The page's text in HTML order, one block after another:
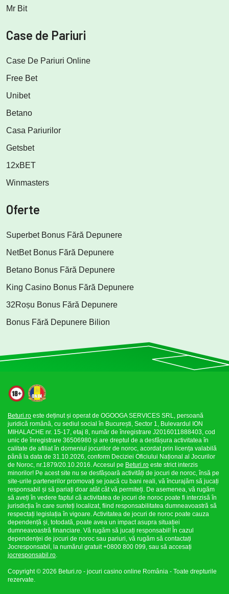
Mr Bit
Case de Pariuri
Case De Pariuri Online
Free Bet
Unibet
Betano
Casa Pariurilor
Getsbet
12xBET
Winmasters
Oferte
Superbet Bonus Fără Depunere
NetBet Bonus Fără Depunere
Betano Bonus Fără Depunere
King Casino Bonus Fără Depunere
32Roșu Bonus Fără Depunere
Bonus Fără Depunere Bilion
Beturi.ro este deținut și operat de OGOOGA SERVICES SRL, persoană
juridică română, cu sediul social în București, Sector 1, Bulevardul ION
MIHALACHE nr. 15-17, etaj 8, număr de înregistrare J2016011888403, cod
unic de înregistrare 36506980 și are dreptul de a desfășura activitatea în
calitate de afiliat în domeniul jocurilor de noroc, acordat prin licența valabilă
până la data de 31.10.2026, conform Deciziei Oficiului Național al Jocurilor
de Noroc, nr.1879/20.10.2016. Accesul pe Beturi.ro este strict interzis
minorilor! Pe acest site nu se desfășoară activități de jocuri de noroc, însă pe
site-urile partenerilor promovați se joacă cu bani reali, vă încurajăm să jucați
responsabil și să pariați doar atât cât vă permiteți. De asemenea, vă rugăm
să aveți în vedere faptul că activitatea de jocuri de noroc poate fi interzisă în
jurisdicția în care sunteți localizat, fiind responsabilitatea dumneavoastră să
respectați legislația în vigoare. Activitatea de jocuri de noroc poate cauza
dependență și, totodată, poate avea un impact asupra situației
dumneavoastră financiare. Vă rugăm să jucați responsabil! În cazul
dependenței de jocuri de noroc sau pariuri, vă rugăm să contactați
Jocresponsabil, la numărul gratuit +0800 800 099, sau să accesați
jocresponsabil.ro.
Copyright © 2026 Beturi.ro - jocuri casino online România - Toate drepturile
rezervate.